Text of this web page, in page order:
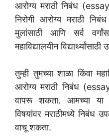
आरोग्य मराठी निबंध
निरोगी आरोग्य मराठी
मुलांसाठी आणि सर्व
महाविद्यालयीन
तुम्ही तुमच्या शाळा किंवा
आरोग्य मराठी निबंध
वापरू शकता. आमच्या या
विषयांवर मराठीमध्ये
वाचू शकता.